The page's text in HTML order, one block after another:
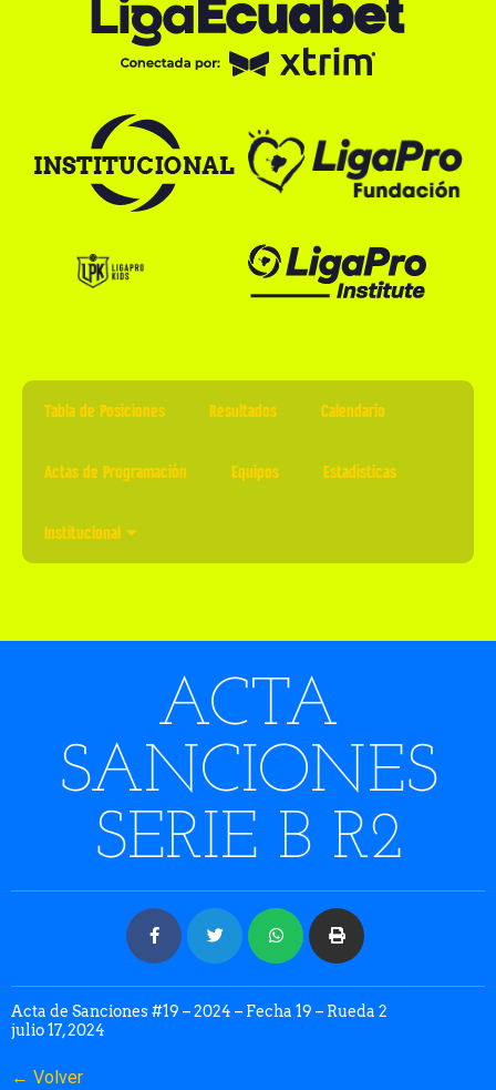
Tabla de Posiciones Resultados Calendario
Actas de Programación Equipos Estadísticas
Institucional
ACTA
SANCIONES
SERIE B R2
Acta de Sanciones #19 – 2024 – Fecha 19 – Rueda 2
julio 17, 2024
← Volver